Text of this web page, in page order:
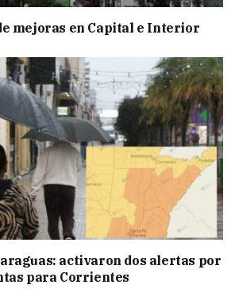
mejoras en Capital e Interior
activaron dos alertas por
para Corrientes